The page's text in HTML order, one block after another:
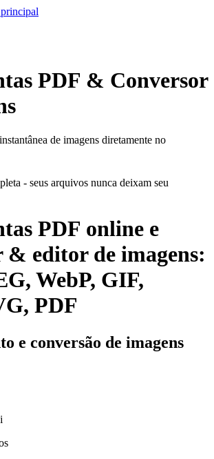
PDF & Conversor
de imagens diretamente no
- seus arquivos nunca deixam seu
PDF online e
& editor de imagens:
WebP, GIF,
PDF
e conversão de imagens